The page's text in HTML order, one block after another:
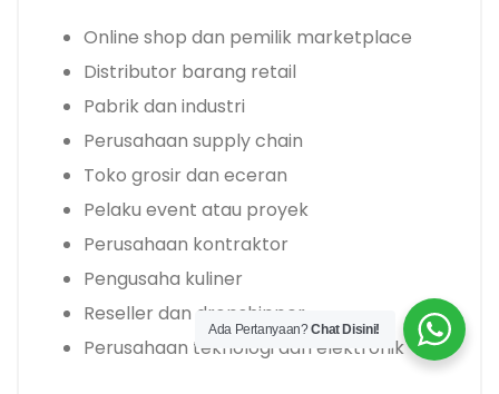
Online shop dan pemilik marketplace
Distributor barang retail
Pabrik dan industri
Perusahaan supply chain
Toko grosir dan eceran
Pelaku event atau proyek
Perusahaan kontraktor
Pengusaha kuliner
Reseller dan dropshipper
Perusahaan teknologi dan elektronik
Ada Pertanyaan?Chat Disini!